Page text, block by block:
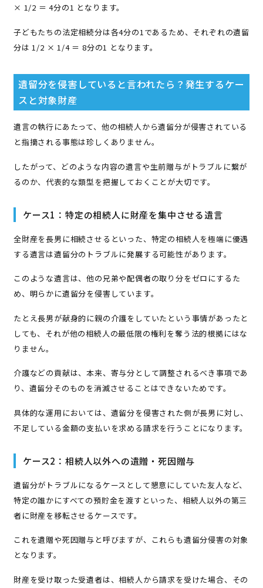
× 1/2 ＝ 4分の1 となります。
子どもたちの法定相続分は各4分の1であるため、それぞれの遺留
分は 1/2 × 1/4 ＝ 8分の1 となります。
遺留分を侵害していると言われたら？発生するケー
スと対象財産
遺言の執行にあたって、他の相続人から遺留分が侵害されている
と指摘される事態は珍しくありません。
したがって、どのような内容の遺言や生前贈与がトラブルに繋が
るのか、代表的な類型を把握しておくことが大切です。
ケース1：特定の相続人に財産を集中させる遺言
全財産を長男に相続させるといった、特定の相続人を極端に優遇
する遺言は遺留分のトラブルに発展する可能性があります。
このような遺言は、他の兄弟や配偶者の取り分をゼロにするた
め、明らかに遺留分を侵害しています。
たとえ長男が献身的に親の介護をしていたという事情があったと
しても、それが他の相続人の最低限の権利を奪う法的根拠にはな
りません。
介護などの貢献は、本来、寄与分として調整されるべき事項であ
り、遺留分そのものを消滅させることはできないためです。
具体的な運用においては、遺留分を侵害された側が長男に対し、
不足している金額の支払いを求める請求を行うことになります。
ケース2：相続人以外への遺贈・死因贈与
遺留分がトラブルになるケースとして懇意にしていた友人など、
特定の誰かにすべての預貯金を渡すといった、相続人以外の第三
者に財産を移転させるケースです。
これを遺贈や死因贈与と呼びますが、これらも遺留分侵害の対象
となります。
財産を受け取った受遺者は、相続人から請求を受けた場合、その